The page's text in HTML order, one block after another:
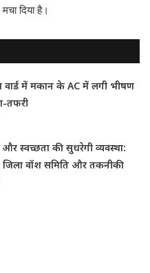
दिया है।
वार्ड में मकान के AC में लगी भीषण
तफरी
स्वच्छता की सुधरेगी व्यवस्था:
वॉश समिति और तकनीकी